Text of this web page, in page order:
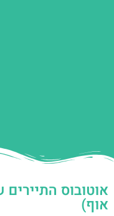
אוטובוס התיירים
אוף)